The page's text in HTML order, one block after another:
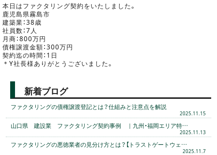
本日はファクタリング契約をいたしました。
鹿児島県霧島市
建築業：38歳
社員数：7人
月商：800万円
債権譲渡金額：300万円
契約迄の時間：1日
＊Y社長様ありがとうございました。
新着ブログ
ファクタリングの債権譲渡登記とは？仕組みと注意点を解説
2025.11.15
山口県 建設業 ファクタリング契約事例 ｜九州・福岡エリア特…
2025.11.13
ファクタリングの悪徳業者の見分け方とは？【トラストゲートウェ…
2025.11.7